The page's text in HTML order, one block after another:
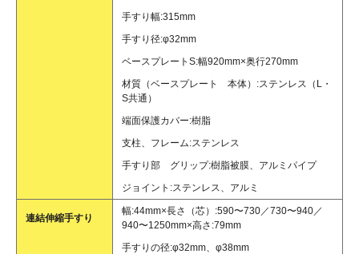
手すり幅:315mm
手すり径:φ32mm
ベースプレートS:幅920mm×奥行270mm
材質（ベースプレート 本体）:ステンレス（L・
S共通）
端面保護カバー:樹脂
支柱、フレーム:ステンレス
手すり部 グリップ:樹脂被膜、アルミパイプ
ジョイント:ステンレス、アルミ
連結伸縮手すり
幅:44mm×長さ（芯）:590〜730／730〜940／
940〜1250mm×高さ:79mm
手すりの径:φ32mm、φ38mm